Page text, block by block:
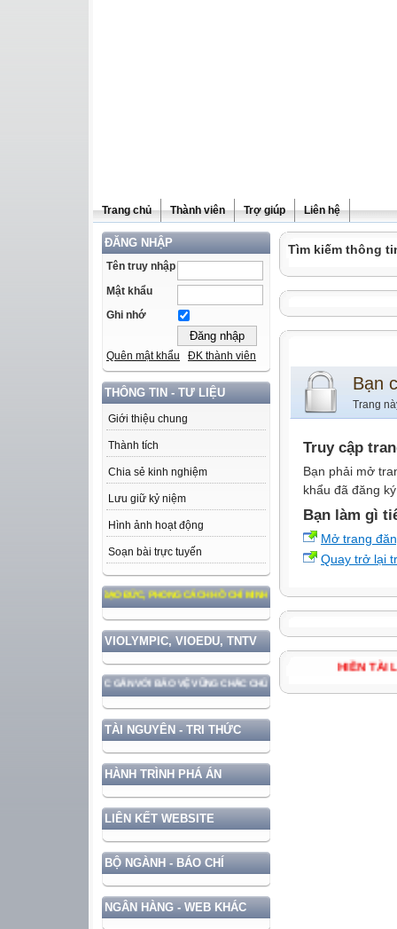
Trang chủ Thành viên Trợ giúp Liên hệ
ĐĂNG NHẬP
Tên truy nhập
Mật khẩu
Ghi nhớ
Quên mật khẩu ĐK thành viên
THÔNG TIN - TƯ LIỆU
Giới thiệu chung
Thành tích
Chia sẻ kinh nghiệm
Lưu giữ kỷ niệm
Hình ảnh hoạt động
Soạn bài trực tuyến
TƯ TƯỞNG, ĐẠO ĐỨC, PHONG CÁCH HỒ CHÍ MINH
VIOLYMPIC, VIOEDU, TNTV
TRIỂN ĐẤT NƯỚC GẮN VỚI BẢO VỆ VỮNG CHẮC CHỦ QUYỀN VÀ ĐỘC LẬP DÂN TỘC!
TÀI NGUYÊN - TRI THỨC
HÀNH TRÌNH PHÁ ÁN
LIÊN KẾT WEBSITE
BỘ NGÀNH - BÁO CHÍ
NGÂN HÀNG - WEB KHÁC
Tìm kiếm thông
Bạn
Trang
Truy cập
Bạn phải mở
khẩu đã đăng
Bạn làm gì
Mở trang
Quay trở lại
HIỀN